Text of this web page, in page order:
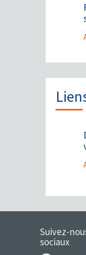
Suivez-
sociaux